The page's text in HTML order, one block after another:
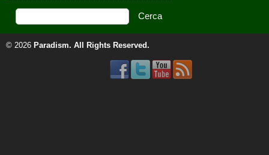
© 2026 Paradism. All Rights Reserved.